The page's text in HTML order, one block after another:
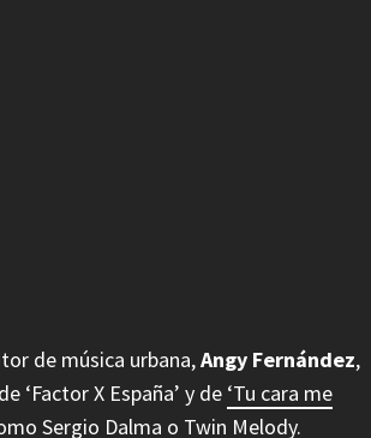
de música urbana,Angy Fernández,
‘Factor X España’ y de ‘Tu cara me
Sergio Dalma o Twin Melody.